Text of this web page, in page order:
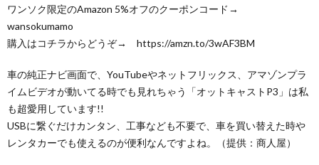
ワンソク限定のAmazon 5%オフのクーポンコード→
wansokumamo
購入はコチラからどうぞ→ https://amzn.to/3wAF3BM
車の純正ナビ画面で、YouTubeやネットフリックス、アマゾンプラ
イムビデオが動いてる時でも見れちゃう「オットキャストP3」は私
も超愛用しています!!
USBに繋ぐだけカンタン、工事なども不要で、車を買い替えた時や
レンタカーでも使えるのが便利なんですよね。（提供：商人屋）